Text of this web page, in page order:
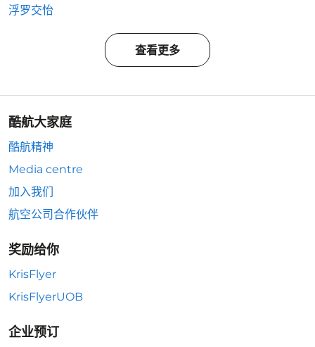
浮罗交怡
查看更多
酷航大家庭
酷航精神
Media centre
加入我们
航空公司合作伙伴
奖励给你
KrisFlyer
KrisFlyerUOB
企业预订